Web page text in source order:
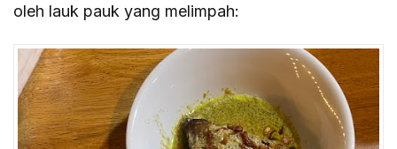
oleh lauk pauk yang melimpah: